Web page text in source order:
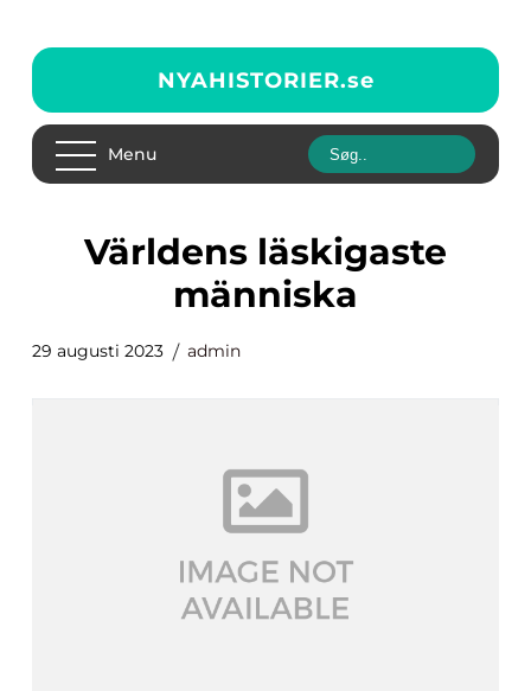
NYAHISTORIER.se
Menu
världens läskigaste
människa
29 augusti 2023 admin